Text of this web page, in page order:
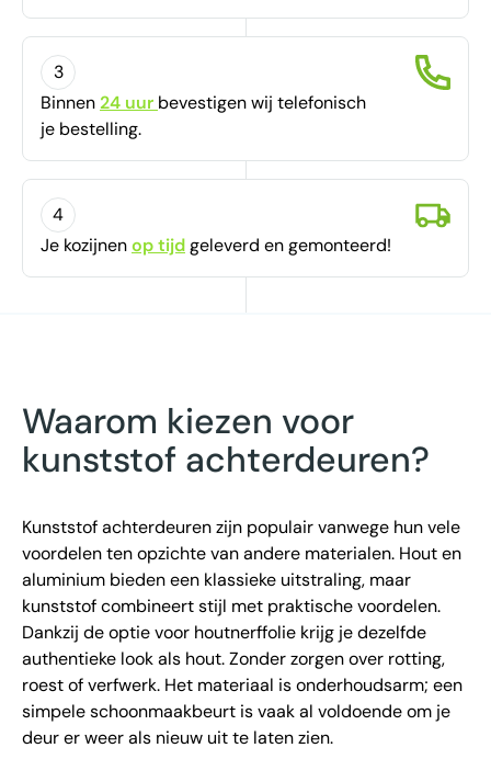
3
Binnen24 uur bevestigenwij telefonisch
je bestelling.
4
Je kozijnenop tijdgeleverd en gemonteerd!
Waarom kiezen voor
kunststof achterdeuren?
Kunststof achterdeuren zijn populair vanwege hun vele
voordelen ten opzichte van andere materialen. Hout en
aluminium bieden een klassieke uitstraling, maar
kunststof combineert stijl met praktische voordelen.
Dankzij de optie voor houtnerffolie krijg je dezelfde
authentieke look als hout. Zonder zorgen over rotting,
roest of verfwerk. Het materiaal is onderhoudsarm; een
simpele schoonmaakbeurt is vaak al voldoende om je
deur er weer als nieuw uit te laten zien.